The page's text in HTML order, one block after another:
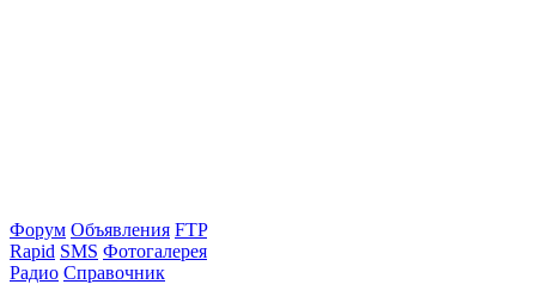
Форум Объявления FTP
Rapid SMS Фотогалерея
Радио Справочник